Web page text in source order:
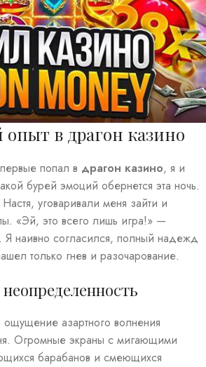
в драгон казино
попал в драгон казино, я и
бурей эмоций обернется эта ночь.
уговаривали меня зайти и
«Эй, это всего лишь игра!» —
наивно согласился, полный надежд
только гнев и разочарование.
ощущение азартного волнения
Огромные экраны с мигающими
барабанов и смеющихся